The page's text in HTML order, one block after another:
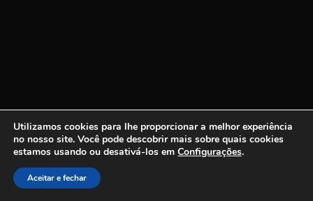
Utilizamos cookies para lhe proporcionar a melhor experiência
no nosso site. Você pode descobrir mais sobre quais cookies
estamos usando ou desativá-los em Configurações.
Aceitar e fechar